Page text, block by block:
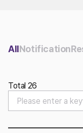
AllNotification
Total 26